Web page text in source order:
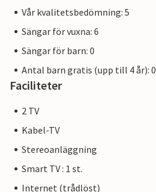
Vår kvalitetsbedömning: 5
Sängar för vuxna: 6
Sängar för barn: 0
Antal barn gratis (upp till 4 år): 0
Faciliteter
2 TV
Kabel-TV
Stereoanläggning
Smart TV : 1 st.
Internet (trådlöst)